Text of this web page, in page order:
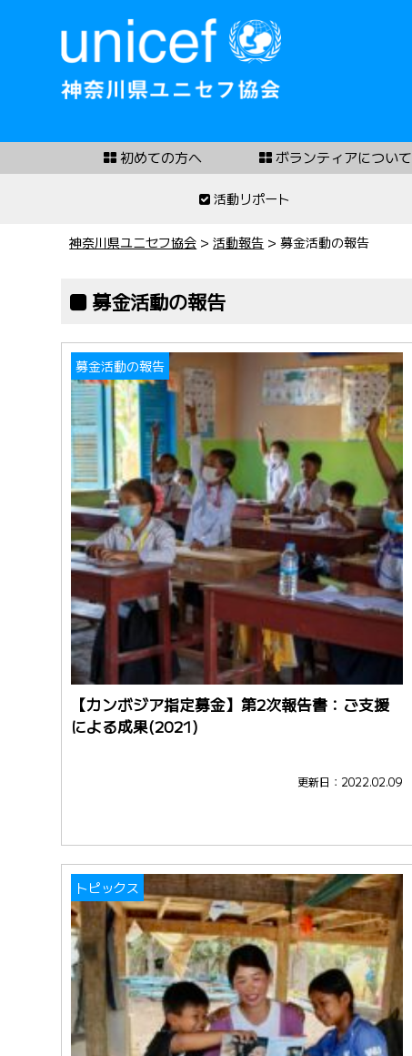
初めての方へ ボランティアについて
活動リポート
神奈川県ユニセフ協会 >活動報告 >募金活動の報告
募金活動の報告
募金活動の報告
【カンボジア指定募金】第2次報告書：ご支援
による成果(2021)
更新日：2022.02.09
トピックス